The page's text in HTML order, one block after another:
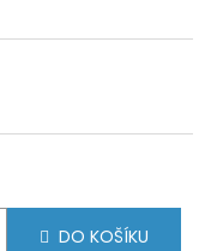
DO KOŠÍKU